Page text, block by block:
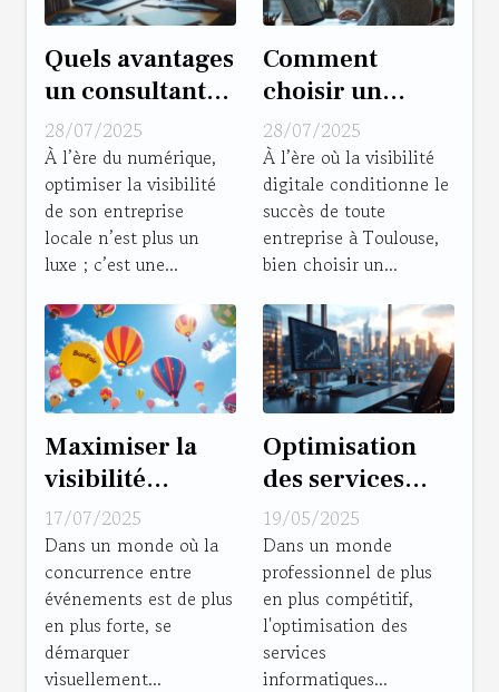
Quels avantages
un consultant
SEO à Grenoble
peut-il apporter
à votre
entreprise
locale ?
28/07/2025
À l’ère du numérique,
optimiser la visibilité
de son entreprise
locale n’est plus un
luxe ; c’est une...
Comment
choisir un
consultant SEO
à Toulouse pour
optimiser votre
présence en
ligne ?
28/07/2025
À l’ère où la visibilité
digitale conditionne le
succès de toute
entreprise à Toulouse,
bien choisir un...
Maximiser la
visibilité
d'événements
avec des ballons
à hélium
personnalisés
17/07/2025
Dans un monde où la
concurrence entre
événements est de plus
en plus forte, se
démarquer
visuellement...
Optimisation
des services
informatiques
pour petites et
moyennes
entreprises
19/05/2025
Dans un monde
professionnel de plus
en plus compétitif,
l'optimisation des
services
informatiques...